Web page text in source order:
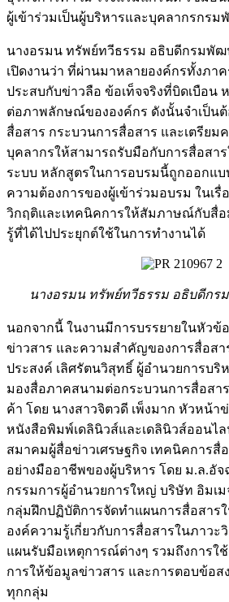
ผู้เข้าร่วมเป็นผู้บริหารและบุคลากรกร
นางอรมน ทรัพย์ทวีธรรม อธิบดีกรมพัฒ
เปิดงานว่า ที่ผ่านมาหลายองค์กรทั้งภา
ประสบกับข่าวลือ ข้อเท็จจริงที่บิดเบือน
ต่อภาพลักษณ์ขององค์กร ดังนั้นจำเป็นต้
สื่อสาร กระบวนการสื่อสาร และเตรีย
บุคลากรให้สามารถรับมือกับการสื่อสา
ระบบ หลักสูตรในการอบรมนี้ถูกออกแบ
ความต้องการของผู้เข้าร่วมอบรม ในเรื่
วิกฤติและเทคนิคการให้สัมภาษณ์กับสื่อ
รู้ที่ได้ไปประยุกต์ใช้ในการทำงานได้
นางอรมน ทรัพย์ทวีธรรม อธิบดีกร
นอกจากนี้ ในงานมีการบรรยายในหัวข้
ข่าวสาร และความสำคัญของการสื่อสา
ประสงค์ เลิศรัตนวิสุทธิ์ ผู้อำนวยการบริ
มองสื่อภาคสนามต่อกระบวนการสื่อสา
ค้า โดย นางสาวจิตวดี เพ็งมาก หัวหน้าข่
หนังสือพิมพ์เดลินิวส์และเดลินิวส์ออนไ
สมาคมผู้สื่อข่าวเศรษฐกิจ เทคนิคการสื่
อย่างมืออาชีพของผู้บริหาร โดย ม.ล.อั
กรรมการผู้อำนวยการใหญ่ บริษัท อิมเ
กลุ่มฝึกปฏิบัติการจัดทำแผนการสื่อสาร
องค์ความรู้เกี่ยวกับการสื่อสารในภาวะ
แผนรับมือเหตุการณ์ต่างๆ รวมถึงการใ
การให้ข้อมูลข่าวสาร และการตอบข้อ
ทุกกลุ่ม